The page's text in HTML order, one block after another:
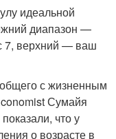
идеальной
диапазон —
7, верхний — ваш
с жизненным
Сумайя
что у
о возрасте в